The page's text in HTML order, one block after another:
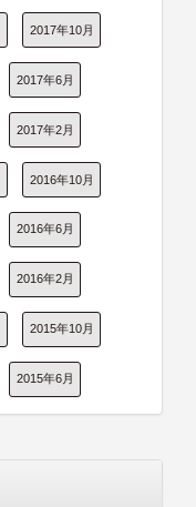
2017年10月
2017年6月
2017年2月
2016年10月
2016年6月
2016年2月
2015年10月
2015年6月